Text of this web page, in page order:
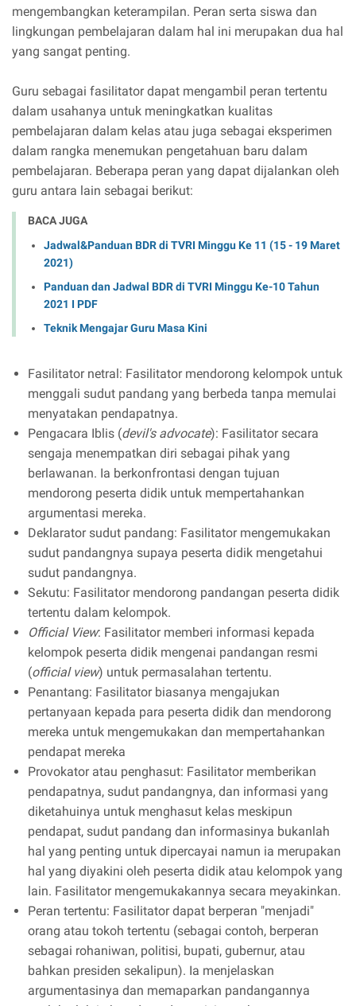
mengembangkan keterampilan. Peran serta siswa dan
lingkungan pembelajaran dalam hal ini merupakan dua hal
yang sangat penting.
Guru sebagai fasilitator dapat mengambil peran tertentu
dalam usahanya untuk meningkatkan kualitas
pembelajaran dalam kelas atau juga sebagai eksperimen
dalam rangka menemukan pengetahuan baru dalam
pembelajaran. Beberapa peran yang dapat dijalankan oleh
guru antara lain sebagai berikut:
BACA JUGA
Jadwal&Panduan BDR di TVRI Minggu Ke 11 (15 - 19 Maret
2021)
Panduan dan Jadwal BDR di TVRI Minggu Ke-10 Tahun
2021 I PDF
Teknik Mengajar Guru Masa Kini
Fasilitator netral: Fasilitator mendorong kelompok untuk
menggali sudut pandang yang berbeda tanpa memulai
menyatakan pendapatnya.
Pengacara Iblis (devil's advocate): Fasilitator secara
sengaja menempatkan diri sebagai pihak yang
berlawanan. Ia berkonfrontasi dengan tujuan
mendorong peserta didik untuk mempertahankan
argumentasi mereka.
Deklarator sudut pandang: Fasilitator mengemukakan
sudut pandangnya supaya peserta didik mengetahui
sudut pandangnya.
Sekutu: Fasilitator mendorong pandangan peserta didik
tertentu dalam kelompok.
Official View: Fasilitator memberi informasi kepada
kelompok peserta didik mengenai pandangan resmi
(official view) untuk permasalahan tertentu.
Penantang: Fasilitator biasanya mengajukan
pertanyaan kepada para peserta didik dan mendorong
mereka untuk mengemukakan dan mempertahankan
pendapat mereka
Provokator atau penghasut: Fasilitator memberikan
pendapatnya, sudut pandangnya, dan informasi yang
diketahuinya untuk menghasut kelas meskipun
pendapat, sudut pandang dan informasinya bukanlah
hal yang penting untuk dipercayai namun ia merupakan
hal yang diyakini oleh peserta didik atau kelompok yang
lain. Fasilitator mengemukakannya secara meyakinkan.
Peran tertentu: Fasilitator dapat berperan "menjadi"
orang atau tokoh tertentu (sebagai contoh, berperan
sebagai rohaniwan, politisi, bupati, gubernur, atau
bahkan presiden sekalipun). Ia menjelaskan
argumentasinya dan memaparkan pandangannya